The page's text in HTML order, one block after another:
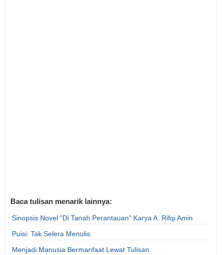
Baca tulisan menarik lainnya:
Sinopsis Novel "Di Tanah Perantauan" Karya A. Rifqi Amin
Puisi: Tak Selera Menulis
Menjadi Manusia Bermanfaat Lewat Tulisan